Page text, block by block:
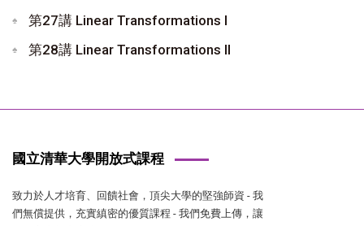
第27講 Linear Transformations I
第28講 Linear Transformations II
國立清華大學開放式課程
致力於人才培育、回饋社會，頂尖大學的堅強師資 - 我
們無償提供，充實縝密的優質課程 - 我們免費上傳，讓